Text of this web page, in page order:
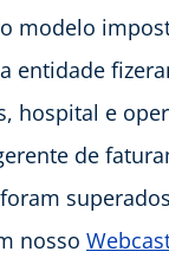
modelo
entidade
hospital e
de
nosso